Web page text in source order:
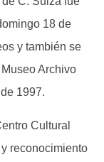
18 de
y también se
Archivo
1997.
Cultural
reconocimiento